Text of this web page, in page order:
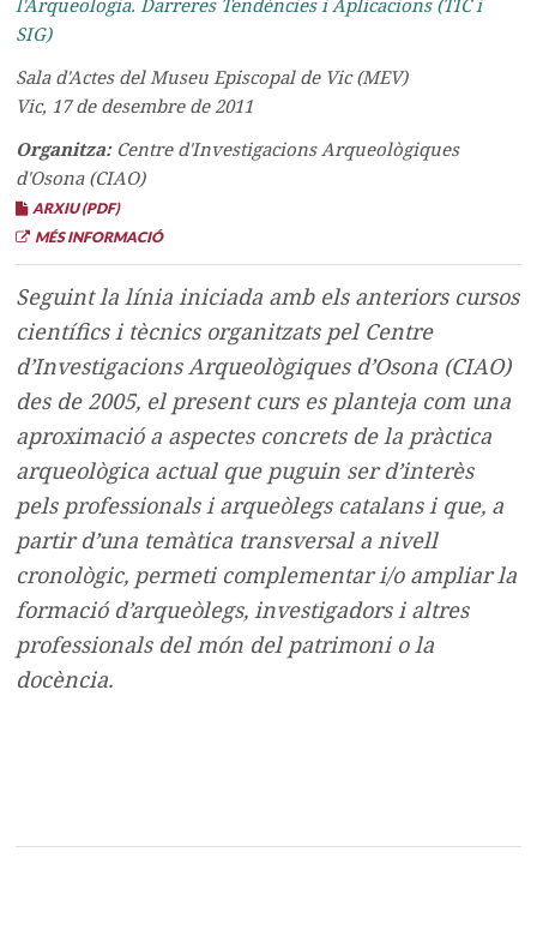
l'Arqueologia. Darreres Tendències i Aplicacions (TIC i
SIG)
Sala d'Actes del Museu Episcopal de Vic (MEV)
Vic, 17 de desembre de 2011
Organitza: Centre d'Investigacions Arqueològiques
d'Osona (CIAO)
ARXIU (PDF)
MÉS INFORMACIÓ
Seguint la línia iniciada amb els anteriors cursos
científics i tècnics organitzats pel Centre
d’Investigacions Arqueològiques d’Osona (CIAO)
des de 2005, el present curs es planteja com una
aproximació a aspectes concrets de la pràctica
arqueològica actual que puguin ser d’interès
pels professionals i arqueòlegs catalans i que, a
partir d’una temàtica transversal a nivell
cronològic, permeti complementar i/o ampliar la
formació d’arqueòlegs, investigadors i altres
professionals del món del patrimoni o la
docència.